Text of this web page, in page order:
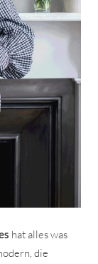
hat alles was
die